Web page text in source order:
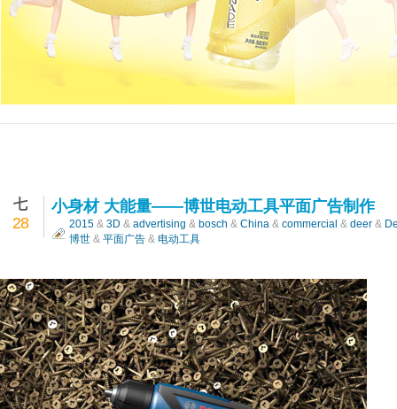
七
28
小身材 大能量——博世电动工具平面广告制作
2015 & 3D & advertising & bosch & China & commercial & deer &
博世 & 平面广告 & 电动工具